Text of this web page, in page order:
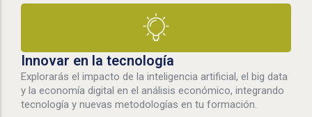
Innovar en la tecnología
Explorarás el impacto de la inteligencia artificial, el big data
y la economía digital en el análisis económico, integrando
tecnología y nuevas metodologías en tu formación.